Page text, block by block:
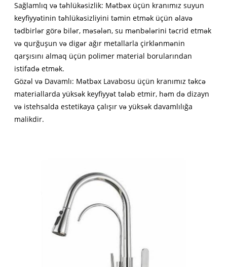
Sağlamlıq və təhlükəsizlik: Mətbəx üçün kranımız suyun
keyfiyyətinin təhlükəsizliyini təmin etmək üçün əlavə
tədbirlər görə bilər, məsələn, su mənbələrini təcrid etmək
və qurğuşun və digər ağır metallarla çirklənmənin
qarşısını almaq üçün polimer material borularından
istifadə etmək.
Gözəl və Davamlı: Mətbəx Lavabosu üçün kranımız təkcə
materiallarda yüksək keyfiyyət tələb etmir, həm də dizayn
və istehsalda estetikaya çalışır və yüksək davamlılığa
malikdir.